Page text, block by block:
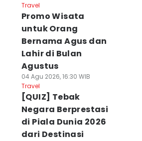
Travel
Promo Wisata
untuk Orang
Bernama Agus dan
Lahir di Bulan
Agustus
04 Agu 2026, 16:30 WIB
Travel
[QUIZ] Tebak
Negara Berprestasi
di Piala Dunia 2026
dari Destinasi